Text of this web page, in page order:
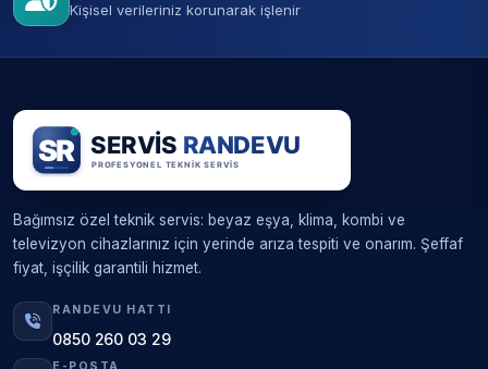
Kişisel verileriniz korunarak işlenir
Bağımsız özel teknik servis: beyaz eşya, klima, kombi ve
televizyon cihazlarınız için yerinde arıza tespiti ve onarım. Şeffaf
fiyat, işçilik garantili hizmet.
RANDEVU HATTI
0850 260 03 29